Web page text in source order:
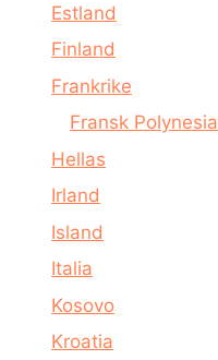
Estland
Finland
Frankrike
Fransk Polynesia
Hellas
Irland
Island
Italia
Kosovo
Kroatia